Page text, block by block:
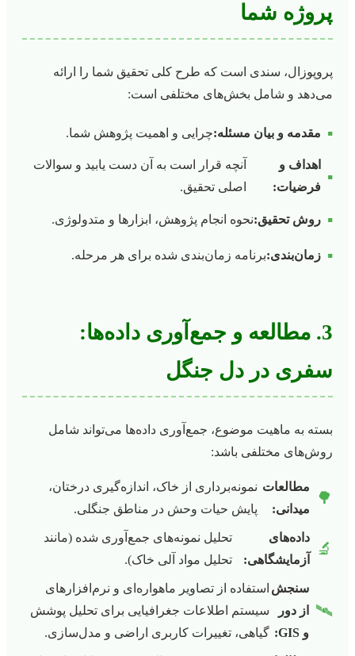
پروژه شما
پروپوزال، سندی است که طرح کلی تحقیق شما را ارائه
می‌دهد و شامل بخش‌های مختلفی است:
▪ مقدمه و بیان مسئله:چرایی و اهمیت پژوهش شما.
▪
اهداف و
فرضیات:
آنچه قرار است به آن دست یابید و سوالات
اصلی تحقیق.
▪ روش تحقیق:نحوه انجام پژوهش، ابزارها و متدولوژی.
▪ زمان‌بندی:برنامه زمان‌بندی شده برای هر مرحله.
3. مطالعه و جمع‌آوری داده‌ها:
سفری در دل جنگل
بسته به ماهیت موضوع، جمع‌آوری داده‌ها می‌تواند شامل
روش‌های مختلفی باشد:
🌳
مطالعات
میدانی:
نمونه‌برداری از خاک، اندازه‌گیری درختان،
پایش حیات وحش در مناطق جنگلی.
🔬
داده‌های
آزمایشگاهی:
تحلیل نمونه‌های جمع‌آوری شده (مانند
تحلیل مواد آلی خاک).
🛰️
سنجش
از دور
و GIS:
استفاده از تصاویر ماهواره‌ای و نرم‌افزارهای
سیستم اطلاعات جغرافیایی برای تحلیل پوشش
گیاهی، تغییرات کاربری اراضی و مدل‌سازی.